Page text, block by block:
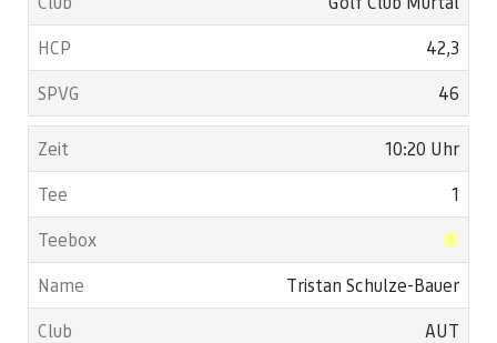
42,3
46
10:20 Uhr
1
Tristan Schulze-Bauer
AUT